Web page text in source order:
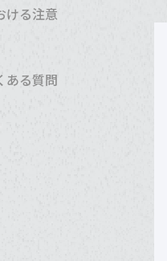
ける注意
ある質問